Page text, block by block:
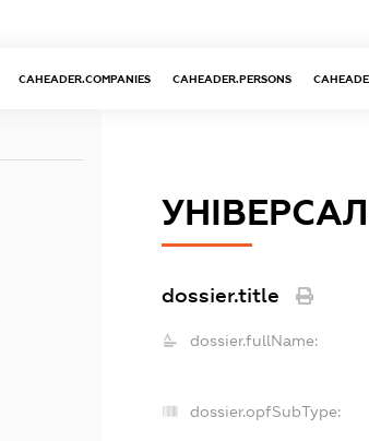
CAHEADER.COMPANIES CAHEADER.PERSONS
dossier.title
dossier.fullName:
dossier.opfSubType: